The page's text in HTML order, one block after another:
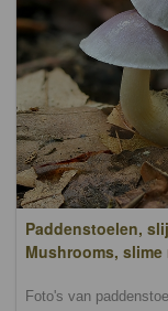
Paddenstoelen,
Mushrooms,
Foto's van